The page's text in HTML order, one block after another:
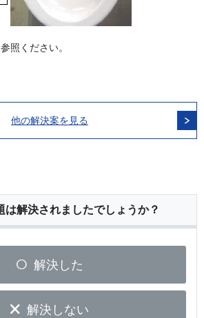
照ください。
他の解決案を見る
は解決されましたでしょうか？
解決した
解決しない